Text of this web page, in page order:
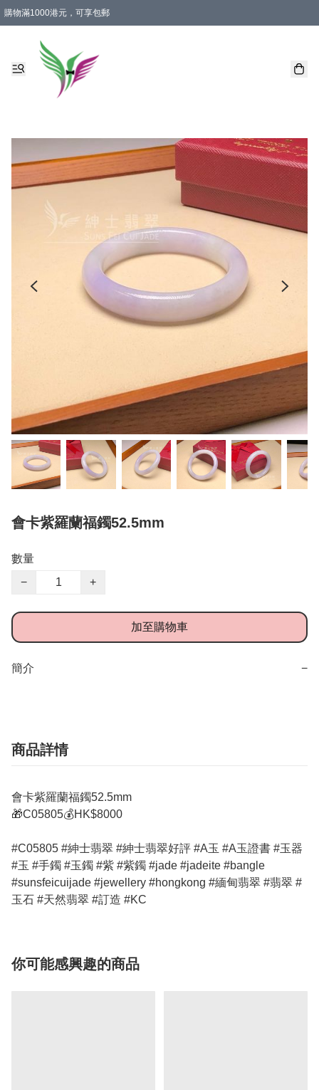
購物滿1000港元，可享包郵
會卡紫羅蘭福鐲52.5mm
數量
−
+
加至購物車
簡介 −
商品詳情
會卡紫羅蘭福鐲52.5mm
🎁C05805💰HK$8000
#C05805 #紳士翡翠 #紳士翡翠好評 #A玉 #A玉證書 #玉器
#玉 #手鐲 #玉鐲 #紫 #紫鐲 #jade #jadeite #bangle
#sunsfeicuijade #jewellery #hongkong #緬甸翡翠 #翡翠 #
玉石 #天然翡翠 #訂造 #KC
你可能感興趣的商品